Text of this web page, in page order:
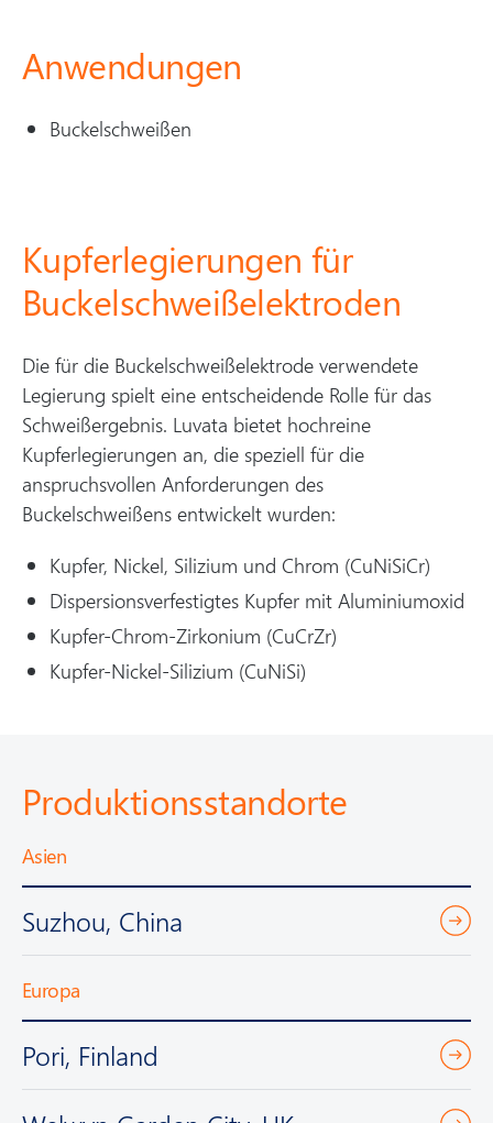
Anwendungen
Buckelschweißen
Kupferlegierungen für
Buckelschweißelektroden
Die für die Buckelschweißelektrode verwendete
Legierung spielt eine entscheidende Rolle für das
Schweißergebnis. Luvata bietet hochreine
Kupferlegierungen an, die speziell für die
anspruchsvollen Anforderungen des
Buckelschweißens entwickelt wurden:
Kupfer, Nickel, Silizium und Chrom (CuNiSiCr)
Dispersionsverfestigtes Kupfer mit Aluminiumoxid
Kupfer-Chrom-Zirkonium (CuCrZr)
Kupfer-Nickel-Silizium (CuNiSi)
Produktionsstandorte
Asien
Suzhou, China
Europa
Pori, Finland